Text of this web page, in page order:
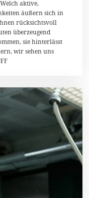
aktive,
äußern sich in
rücksichtsvoll
überzeugend
sie hinterlässt
wir sehen uns